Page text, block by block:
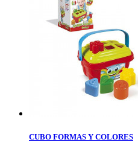
CUBO FORMAS Y COLORES